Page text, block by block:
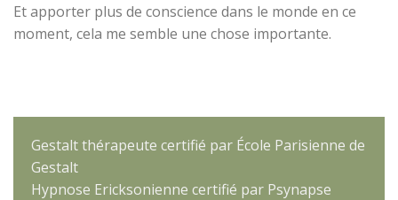
Et apporter plus de conscience dans le monde en ce
moment, cela me semble une chose importante.
Gestalt thérapeute certifié par École Parisienne de
Gestalt
Hypnose Ericksonienne certifié par Psynapse